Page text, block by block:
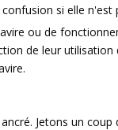
si elle n'est
ou de
de leur utilisation
Jetons un